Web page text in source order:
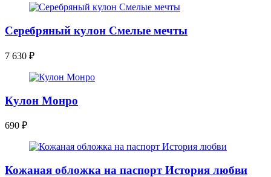
Серебряный кулон Смелые мечты
7 630 ₽
Кулон Монро
690 ₽
Кожаная обложка на паспорт История любви